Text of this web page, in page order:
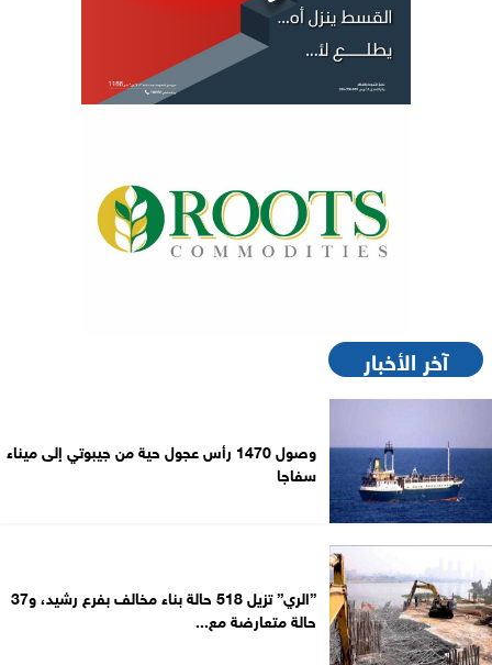
آخر الأخبار
وصول 1470 رأس عجول حية من جيبوتي إلى ميناء
سفاجا
”الري” تزيل 518 حالة بناء مخالف بفرع رشيد، و37
حالة متعارضة مع...